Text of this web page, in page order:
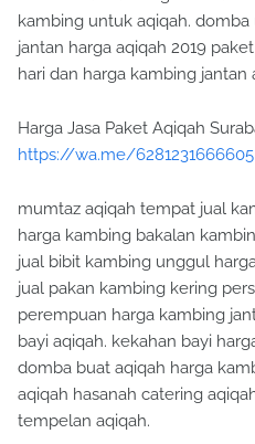
kambing untuk aqiqah.
jantan harga aqiqah 2019
hari dan harga kambing
Harga Jasa Paket Aqiqah
https://wa.me/6281231666605
mumtaz aqiqah tempat jual
harga kambing bakalan
jual bibit kambing unggul
jual pakan kambing kering
perempuan harga kambing
bayi aqiqah. kekahan bayi
domba buat aqiqah harga
aqiqah hasanah catering
tempelan aqiqah.